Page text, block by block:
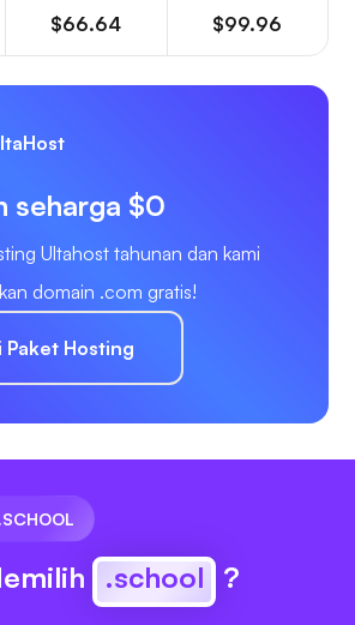
$66.64 $99.96
seharga $0
Ultahost tahunan dan kami
domain .com gratis!
Paket Hosting
.school ?